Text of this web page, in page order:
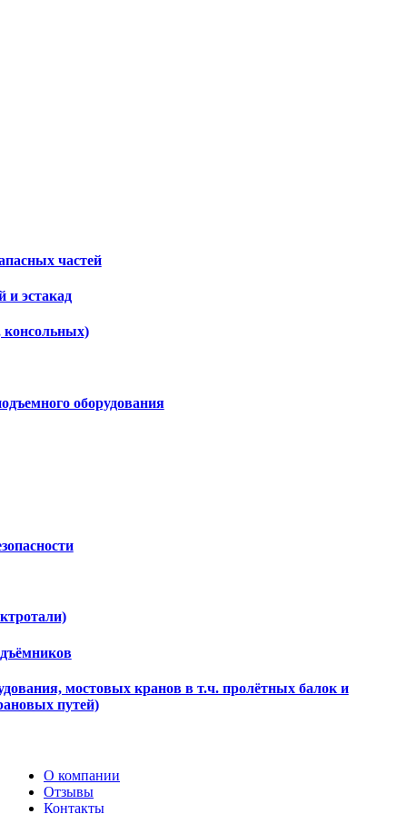
частей
и эстакад
консольных)
оборудования
мостовых кранов в т.ч. пролётных балок и
путей)
О компании
Отзывы
Контакты